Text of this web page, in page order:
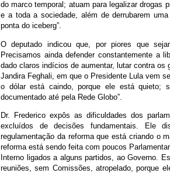
do marco temporal; atuam para legalizar
e a toda a sociedade, além de derrubarem
ponta do iceberg”.
O deputado indicou que, por piores que
Precisamos ainda defender constantemente a
dado claros indícios de aumentar, lutar contra os
Jandira Feghali, em que o Presidente Lula vem
o dólar está caindo, porque ele está
documentado até pela Rede Globo”.
Dr. Frederico expôs as dificuldades dos
excluídos de decisões fundamentais. Ele
regulamentação da reforma que está criando o
reforma está sendo feita com poucos
Interno ligados a alguns partidos, ao Governo.
reuniões, sem Comissões, atropelado, porque